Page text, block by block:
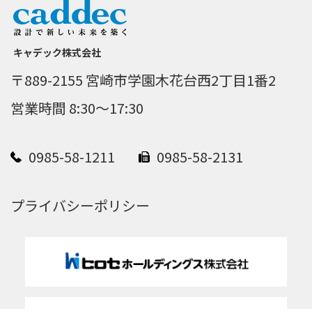
キャデック株式会社
〒889-2155 宮崎市学園木花台西2丁目1番2
営業時間 8:30～17:30
0985-58-1211 0985-58-2131
プライバシーポリシー